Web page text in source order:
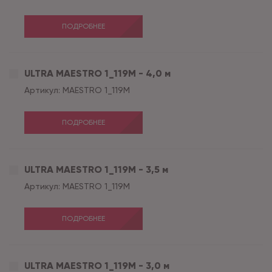
ПОДРОБНЕЕ
ULTRA MAESTRO 1_119M - 4,0 м
Артикул: MAESTRO 1_119M
ПОДРОБНЕЕ
ULTRA MAESTRO 1_119M - 3,5 м
Артикул: MAESTRO 1_119M
ПОДРОБНЕЕ
ULTRA MAESTRO 1_119M - 3,0 м